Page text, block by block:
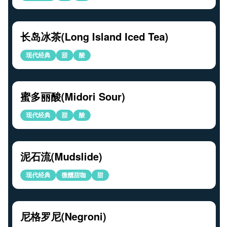
长岛冰茶(Long Island Iced Tea)
现代经典 甜 酸
蜜多丽酸(Midori Sour)
现代经典 甜 酸
泥石流(Mudslide)
现代经典 微醺甜咖 甜
尼格罗尼(Negroni)